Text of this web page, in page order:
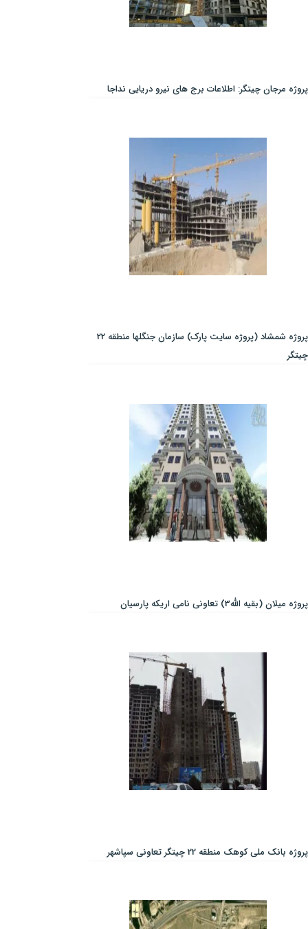
پروژه مرجان چیتگر: اطلاعات برج های نیرو دریایی نداجا
پروژه شمشاد (پروژه سایت پارک) سازمان جنگلها منطقه 22
چیتگر
پروژه میلان (بقیه الله3) تعاونی نامی اریکه پارسیان
پروژه بانک ملی کوهک منطقه 22 چیتگر تعاونی سپاشهر